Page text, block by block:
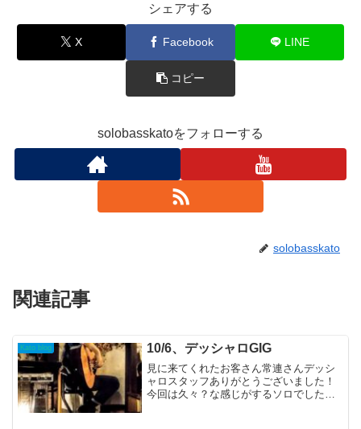
シェアする
X Facebook LINE
コピー
solobasskatoをフォローする
solobasskato
関連記事
Kato blog 10/6、デッシャロGIG
見に来てくれたお客さん常連さんデッシ
ャロスタッフありがとうございました！
今回は久々？な感じがするソロでした。